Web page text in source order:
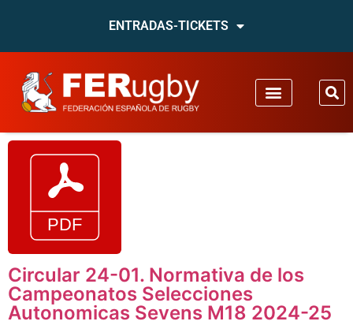
ENTRADAS-TICKETS
Circular 24-01. Normativa de los
Campeonatos Selecciones
Autonomicas Sevens M18 2024-25